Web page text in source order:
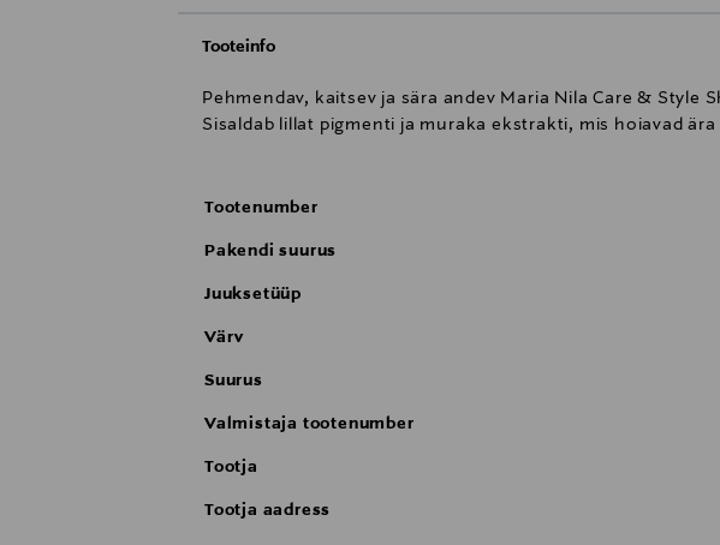
Tooteinfo
Pehmendav, kaitsev ja sära andev Maria Nila Care &
Sisaldab lillat pigmenti ja muraka ekstrakti, mis hoiavad
Tootenumber
Pakendi suurus
Juuksetüüp
Värv
Suurus
Valmistaja tootenumber
Tootja
Tootja aadress